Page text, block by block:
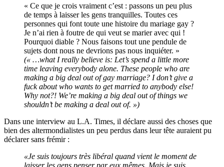
« Ce que je crois vraiment c’est : passons un peu plus
de temps à laisser les gens tranquilles. Toutes ces
personnes qui font toute une histoire du mariage gay ?
Je n’ai rien à foutre de qui veut se marier avec qui !
Pourquoi diable ? Nous faisons tout une pendule de
sujets dont nous ne devrions pas nous inquiéter. »
(« …what I really believe is: Let’s spend a little more
time leaving everybody alone. These people who are
making a big deal out of gay marriage? I don’t give a
fuck about who wants to get married to anybody else!
Why not?! We’re making a big deal out of things we
shouldn’t be making a deal out of. »)
Dans une interview au L.A. Times, il déclare aussi des choses que
bien des altermondialistes un peu perdus dans leur tête auraient pu
déclarer sans frémir :
«Je suis toujours très libéral quand vient le moment de
laisser les gens penser par eux mêmes. Mais je suis